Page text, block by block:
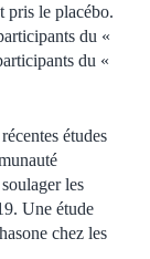
pris le placébo.
du «
du «
études
les
Une étude
chez les